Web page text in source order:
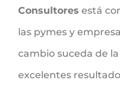
Consultores está
las pymes y
cambio suceda de
excelentes